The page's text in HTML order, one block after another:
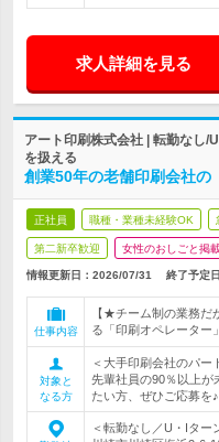
求人詳細を見る
アート印刷株式会社 | 転勤なし/
を扱える
創業50年の老舗印刷会社
正社員 職種・業種未経験OK
第二新卒歓迎 女性のおしごと掲
情報更新日：2026/07/31 終了予定
仕事内容
【★チーム制の業務だ
る「印刷オペレーター
対象と
なる方
＜大手印刷会社のパー
先輩社員の90％以上
たい方、ぜひご応募を♪
＜転勤なし／U・Iタ